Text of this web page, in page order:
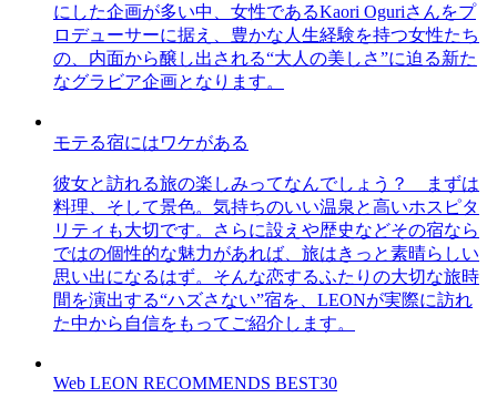
にした企画が多い中、女性であるKaori Oguriさんをプ
ロデューサーに据え、豊かな人生経験を持つ女性たち
の、内面から醸し出される“大人の美しさ”に迫る新た
なグラビア企画となります。
モテる宿にはワケがある
彼女と訪れる旅の楽しみってなんでしょう？ まずは
料理、そして景色。気持ちのいい温泉と高いホスピタ
リティも大切です。さらに設えや歴史などその宿なら
ではの個性的な魅力があれば、旅はきっと素晴らしい
思い出になるはず。そんな恋するふたりの大切な旅時
間を演出する“ハズさない”宿を、LEONが実際に訪れ
た中から自信をもってご紹介します。
Web LEON RECOMMENDS BEST30